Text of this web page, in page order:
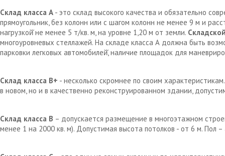
Склад класса А - это склад высокого качества и обязательно
прямоугольник, без колонн или с шагом колонн не менее 9 м и
нагрузкой̆ не менее 5 т/кв. м, на уровне 1,20 м от земли.
многоуровневых стеллажей. На складе класса А должна быть
парковки легковых автомобилей̆, наличие площадок для
Склад класса В+ - несколько скромнее по своим
в новом, но и в качественно реконструированном здании,
Склад класса В – допускается размещение в многоэтажном
менее 1 на 2000 кв. м). Допустимая высота потолков - от 6 м. Пол